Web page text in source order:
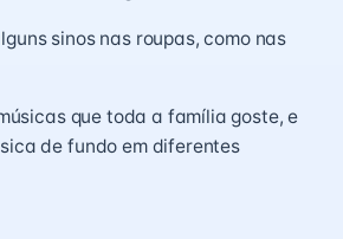
sinos nas roupas, como nas
que toda a família goste, e
de fundo em diferentes